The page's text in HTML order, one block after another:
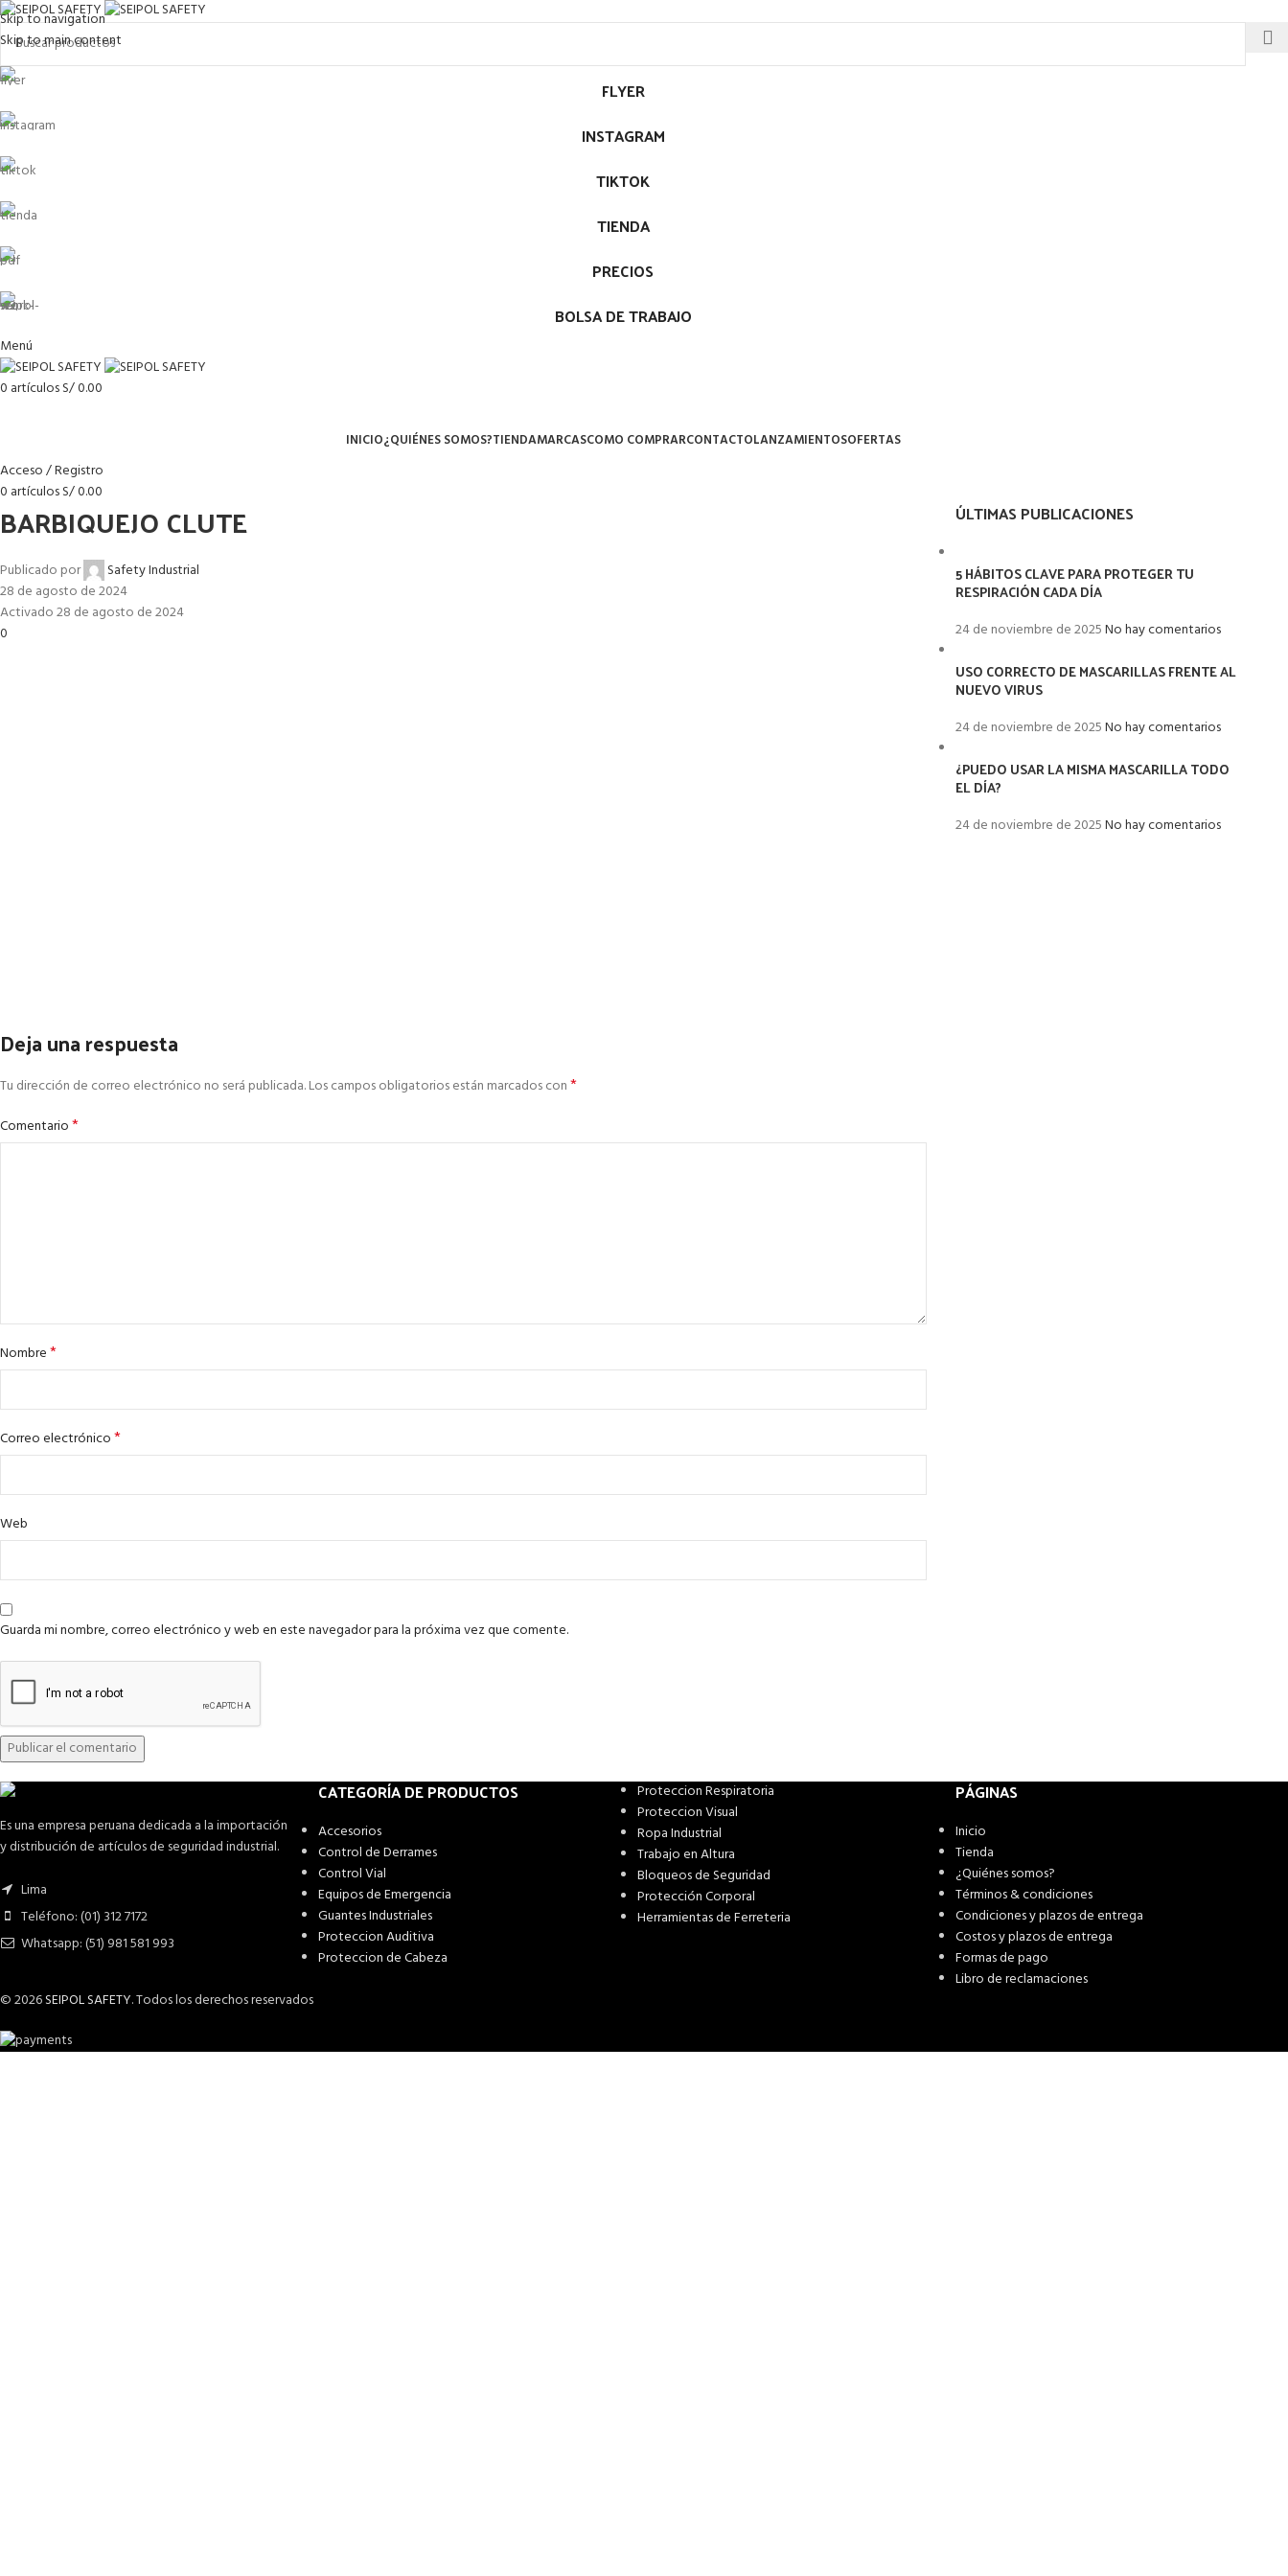
Skip to navigation
Skip to main content
FLYER
INSTAGRAM
TIKTOK
TIENDA
PRECIOS
BOLSA DE TRABAJO
Menú
0 artículosS/0.00
INICIO¿QUIÉNES SOMOS?TIENDAMARCASCOMO COMPRARCONTACTOLANZAMIENTOSOFERTAS
Acceso / Registro
0 artículosS/0.00
BARBIQUEJO CLUTE
Publicado por
Safety Industrial
28 de agosto de 2024
Activado 28 de agosto de 2024
0
Deja una respuesta
Tu dirección de correo electrónico no será publicada.Los campos obligatorios están marcados con*
Comentario*
Nombre*
Correo electrónico*
Web
Guarda mi nombre, correo electrónico y web en este navegador para la próxima vez que comente.
ÚLTIMAS PUBLICACIONES
5 HÁBITOS CLAVE PARA PROTEGER TU
RESPIRACIÓN CADA DÍA
24 de noviembre de 2025No hay comentarios
USO CORRECTO DE MASCARILLAS FRENTE AL
NUEVO VIRUS
24 de noviembre de 2025No hay comentarios
¿PUEDO USAR LA MISMA MASCARILLA TODO
EL DÍA?
24 de noviembre de 2025No hay comentarios
Es una empresa peruana dedicada a la importación
y distribución de artículos de seguridad industrial.
Lima
Teléfono: (01) 312 7172
Whatsapp: (51) 981 581 993
CATEGORÍA DE PRODUCTOS
Accesorios
Control de Derrames
Control Vial
Equipos de Emergencia
Guantes Industriales
Proteccion Auditiva
Proteccion de Cabeza
Proteccion Respiratoria
Proteccion Visual
Ropa Industrial
Trabajo en Altura
Bloqueos de Seguridad
Protección Corporal
Herramientas de Ferreteria
PÁGINAS
Inicio
Tienda
¿Quiénes somos?
Términos & condiciones
Condiciones y plazos de entrega
Costos y plazos de entrega
Formas de pago
Libro de reclamaciones
© 2026SEIPOL SAFETY. Todos los derechos reservados